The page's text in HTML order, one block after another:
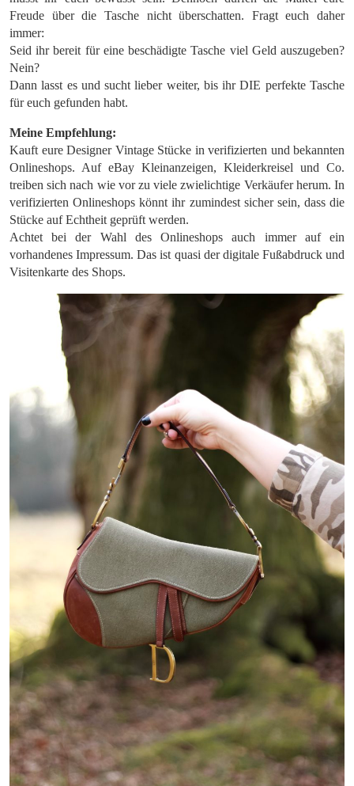
Freude über die Tasche nicht überschatten. Fragt euch daher
immer:
Seid ihr bereit für eine beschädigte Tasche viel Geld auszugeben?
Nein?
Dann lasst es und sucht lieber weiter, bis ihr DIE perfekte Tasche
für euch gefunden habt.
Meine Empfehlung:
Kauft eure Designer Vintage Stücke in verifizierten und bekannten
Onlineshops. Auf eBay Kleinanzeigen, Kleiderkreisel und Co.
treiben sich nach wie vor zu viele zwielichtige Verkäufer herum. In
verifizierten Onlineshops könnt ihr zumindest sicher sein, dass die
Stücke auf Echtheit geprüft werden.
Achtet bei der Wahl des Onlineshops auch immer auf ein
vorhandenes Impressum. Das ist quasi der digitale Fußabdruck und
Visitenkarte des Shops.